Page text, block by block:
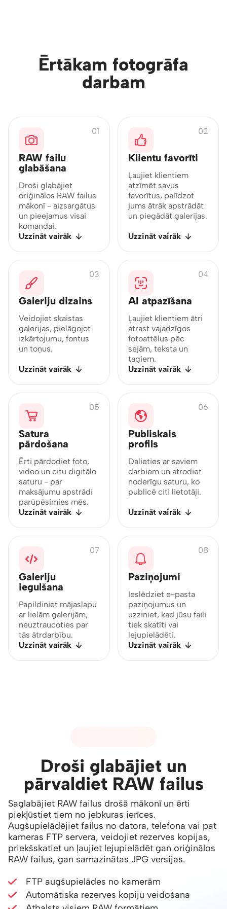
Ērtākam fotogrāfa
darbam
RAW failu
glabāšana
Droši glabājiet
oriģinālos RAW failus
mākonī - aizsargātus
un pieejamus visai
komandai.
01
Uzzināt vairāk
Klientu favorīti
Ļaujiet klientiem
atzīmēt savus
favorītus, palīdzot
jums ātrāk apstrādāt
un piegādāt galerijas.
02
Uzzināt vairāk
Galeriju dizains
Veidojiet skaistas
galerijas, pielāgojot
izkārtojumu, fontus
un toņus.
03
Uzzināt vairāk
AI atpazīšana
Ļaujiet klientiem ātri
atrast vajadzīgos
fotoattēlus pēc
sejām, teksta un
tagiem.
04
Uzzināt vairāk
Satura
pārdošana
Ērti pārdodiet foto,
video un citu digitālo
saturu - par
maksājumu apstrādi
parūpēsimies mēs.
05
Uzzināt vairāk
Publiskais
profils
Dalieties ar saviem
darbiem un atrodiet
noderīgu saturu, ko
publicē citi lietotāji.
06
Uzzināt vairāk
Galeriju
iegulšana
Papildiniet mājaslapu
ar lielām galerijām,
neuztraucoties par
tās ātrdarbību.
07
Uzzināt vairāk
Paziņojumi
Ieslēdziet e-pasta
paziņojumus un
uzziniet, kad jūsu faili
tiek skatīti vai
lejupielādēti.
08
Uzzināt vairāk
Droši glabājiet un
pārvaldiet RAW failus
Saglabājiet RAW failus drošā mākonī un ērti
piekļūstiet tiem no jebkuras ierīces.
Augšupielādējiet failus no datora, telefona vai pat
kameras FTP servera, veidojiet rezerves kopijas,
priekšskatiet un ļaujiet lejupielādēt gan oriģinālos
RAW failus, gan samazinātas JPG versijas.
FTP augšupielādes no kamerām
Automātiska rezerves kopiju veidošana